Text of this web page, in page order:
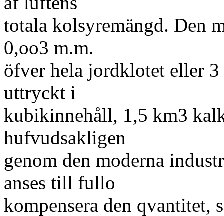
totala kolsyremängd. Den
0,oo3 m.m.
öfver hela jordklotet eller
uttryckt i
kubikinnehåll, 1,5 km3
hufvudsakligen
genom den moderna
anses till fullo
kompensera den qvantitet,